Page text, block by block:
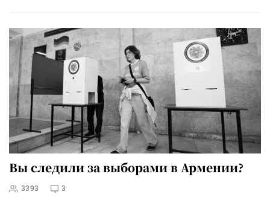
Вы следили за выборами в Армении?
3393 3